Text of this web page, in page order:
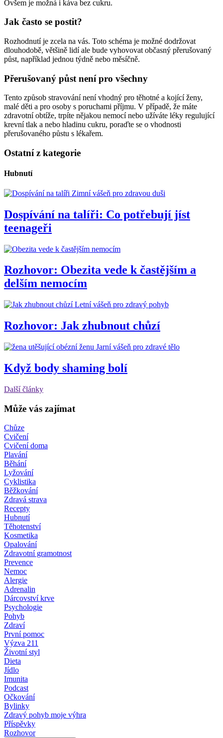
Ovšem je možná i káva bez cukru.
Jak často se postit?
Rozhodnutí je zcela na vás. Toto schéma je možné dodržovat
dlouhodobě, většině lidí ale bude vyhovovat občasný přerušovaný
půst, například jednou týdně nebo měsíčně.
Přerušovaný půst není pro všechny
Tento způsob stravování není vhodný pro těhotné a kojící ženy,
malé děti a pro osoby s poruchami příjmu. V případě, že máte
zdravotní obtíže, trpíte nějakou nemocí nebo užíváte léky regulující
krevní tlak a nebo hladinu cukru, poraďte se o vhodnosti
přerušovaného půstu s lékařem.
Ostatní z kategorie
Hubnutí
Zimní vášeň pro zdravou duši
Dospívání na talíři: Co potřebují jíst
teenageři
Rozhovor: Obezita vede k častějším a
delším nemocím
Letní vášeň pro zdravý pohyb
Rozhovor: Jak zhubnout chůzí
Jarní vášeň pro zdravé tělo
Když body shaming bolí
Další články
Může vás zajímat
Chůze
Cvičení
Cvičení doma
Plavání
Běhání
Lyžování
Cyklistika
Běžkování
Zdravá strava
Recepty
Hubnutí
Těhotenství
Kosmetika
Opalování
Zdravotní gramotnost
Prevence
Nemoc
Alergie
Adrenalin
Dárcovství krve
Psychologie
Pohyb
Zdraví
První pomoc
Výzva 211
Životní styl
Dieta
Jídlo
Imunita
Podcast
Očkování
Bylinky
Zdravý pohyb moje výhra
Příspěvky
Rozhovor